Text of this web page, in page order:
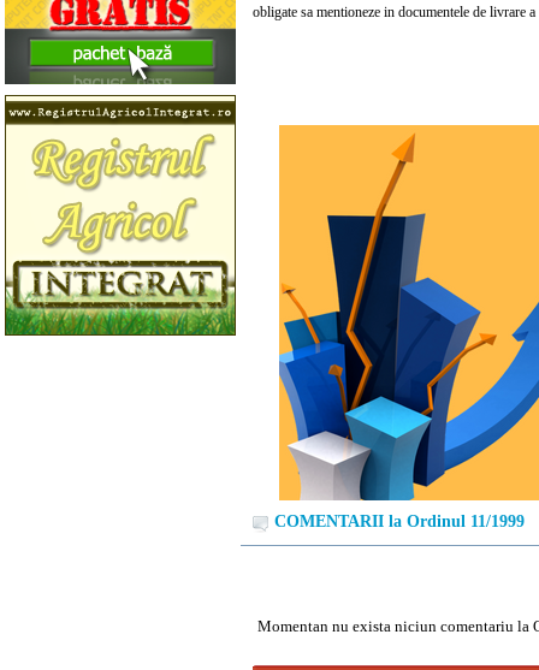
obligate sa mentioneze in documentele de livrare
COMENTARII la Ordinul 11/1999
Momentan nu exista niciun comentariu la